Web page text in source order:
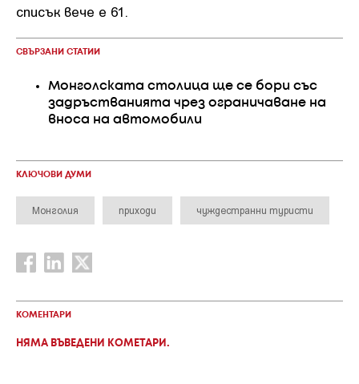
списък вече е 61.
СВЪРЗАНИ СТАТИИ
Монголската столица ще се бори със
задръстванията чрез ограничаване на
вноса на автомобили
КЛЮЧОВИ ДУМИ
Монголия приходи чуждестранни туристи
КОМЕНТАРИ
НЯМА ВЪВЕДЕНИ КОМЕТАРИ.